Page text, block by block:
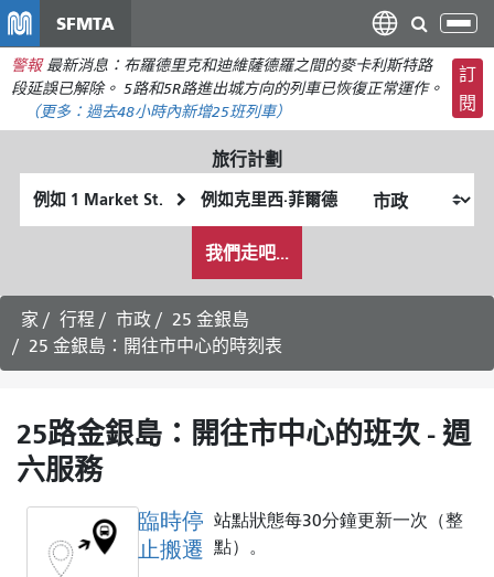
主
要
內
容
SFMTA
切
換
導
航
警報 最新消息：布羅德里克和迪維薩德羅之間的麥卡利斯特路
段延誤已解除。 5路和5R路進出城方向的列車已恢復正常運作。
（更多： 過去48小時內新增25班列車）
訂
閱
旅行計劃
起
始
終
點
我
希
望
的
旅
行
式
我們走吧...
家 行程 市政
25 金銀島
25 金銀島：開往市中心的時刻表
25路金銀島：開往市中心的班次 - 週
六服務
臨時停
止搬遷
站點狀態每30分鐘更新一次（整
點）。